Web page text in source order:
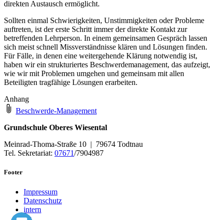
direkten Austausch ermöglicht.
Sollten einmal Schwierigkeiten, Unstimmigkeiten oder Probleme
auftreten, ist der erste Schritt immer der direkte Kontakt zur
betreffenden Lehrperson. In einem gemeinsamen Gespräch lassen
sich meist schnell Missverständnisse klären und Lösungen finden.
Für Fälle, in denen eine weitergehende Klärung notwendig ist,
haben wir ein strukturiertes Beschwerdemanagement, das aufzeigt,
wie wir mit Problemen umgehen und gemeinsam mit allen
Beteiligten tragfähige Lösungen erarbeiten.
Anhang
Beschwerde-Management
Grundschule Oberes Wiesental
Meinrad-Thoma-Straße 10 | 79674 Todtnau
Tel. Sekretariat: 07671/7904987
Footer
Impressum
Datenschutz
intern
by